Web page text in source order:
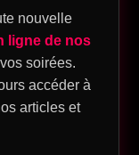
de plus,
nouvelle
ligne de nos
soirées.
accéder à
articles et